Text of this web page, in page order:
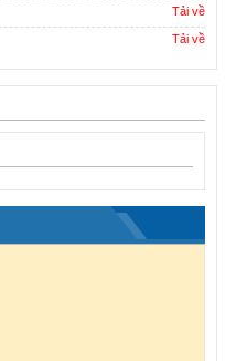
Tải về
Tải về